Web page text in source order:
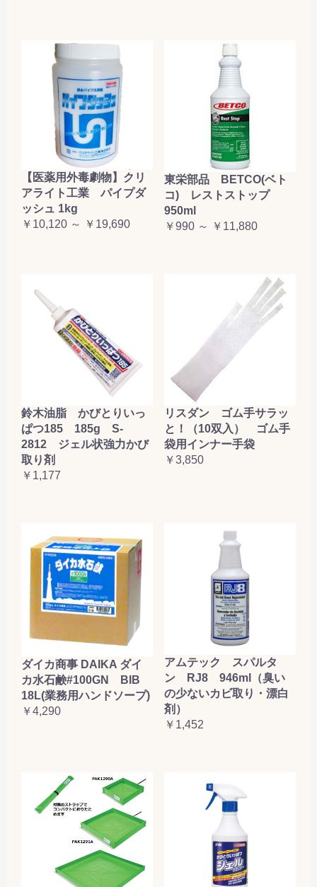
【医薬用外毒劇物】クリ
アライト工業 パイプダ
ッシュ 1kg
￥10,120 ～ ￥19,690
東栄部品 BETCO(ベト
コ) レストストップ
950ml
￥990 ～ ￥11,880
鈴木油脂 かびとりいっ
ぱつ185 185g S-
2812 ジェル状強力かび
取り剤
￥1,177
リスダン ゴム手サラッ
と！（10双入） ゴム手
袋用インナー手袋
￥3,850
ダイカ商事 DAIKA ダイ
カ水石鹸#100GN BIB
18L(業務用ハンドソープ)
￥4,290
アムテック スパルタ
ン RJ8 946ml（臭い
の少ないカビ取り・漂白
剤）
￥1,452